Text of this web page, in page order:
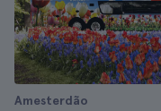
Amesterdão